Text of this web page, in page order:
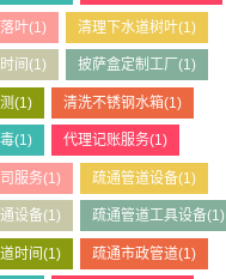
叶(1) 清理下水道树叶(1)
间 (1) 披萨盒定制工厂 (1)
(1) 清洗不锈钢水箱(1)
(1) 代理记账服务(1)
服务(1) 疏通管道设备(1)
设备(1) 疏通管道工具设备(1)
时间(1) 疏通市政管道(1)